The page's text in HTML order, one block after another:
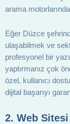
arama
Eğer Düzce
ulaşabilmek ve
profesyonel bir
yaptırmanız çok
özel, kullanıcı
dijital başarıyı
2. Web Sitesi